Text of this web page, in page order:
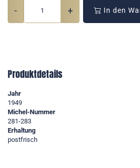
- + In den
Produktdetails
Jahr
1949
Michel-Nummer
281-283
Erhaltung
postfrisch